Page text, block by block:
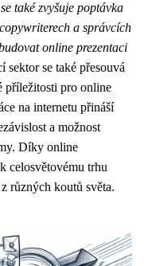
také zvyšuje poptávka
a správcích
online prezentaci
sektor se také přesouvá
příležitosti pro online
na internetu přináší
a možnost
Díky online
celosvětovému trhu
různých koutů světa.